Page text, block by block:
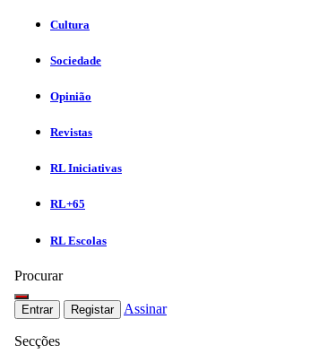
Cultura
Sociedade
Opinião
Revistas
RL Iniciativas
RL+65
RL Escolas
Procurar
Entrar Registar Assinar
Secções